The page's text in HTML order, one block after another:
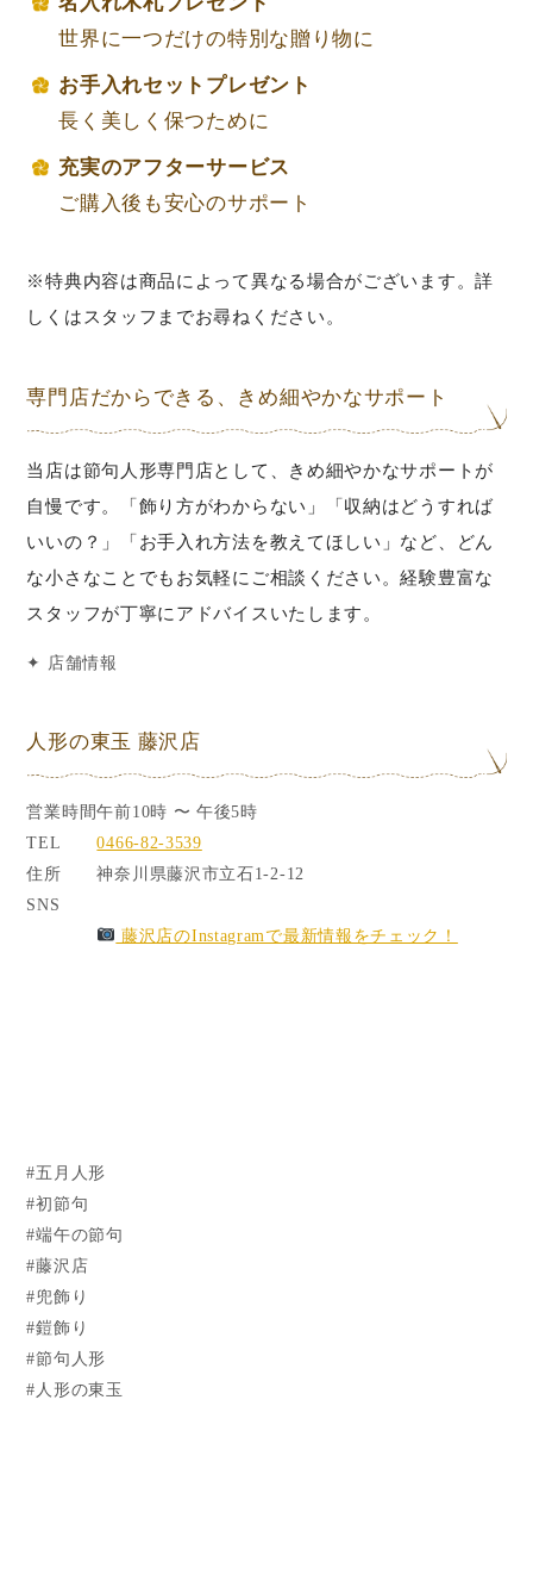
世界に一つだけの特別な贈り物に
お手入れセットプレゼント
長く美しく保つために
充実のアフターサービス
ご購入後も安心のサポート
※特典内容は商品によって異なる場合がございます。詳
しくはスタッフまでお尋ねください。
専門店だからできる、きめ細やかなサポート
当店は節句人形専門店として、きめ細やかなサポートが
自慢です。「飾り方がわからない」「収納はどうすれば
いいの？」「お手入れ方法を教えてほしい」など、どん
な小さなことでもお気軽にご相談ください。経験豊富な
スタッフが丁寧にアドバイスいたします。
✦ 店舗情報
人形の東玉 藤沢店
営業時間午前10時 〜 午後5時
TEL
0466-82-3539
住所
神奈川県藤沢市立石1-2-12
SNS
藤沢店のInstagramで最新情報をチェック！
#五月人形
#初節句
#端午の節句
#藤沢店
#兜飾り
#鎧飾り
#節句人形
#人形の東玉